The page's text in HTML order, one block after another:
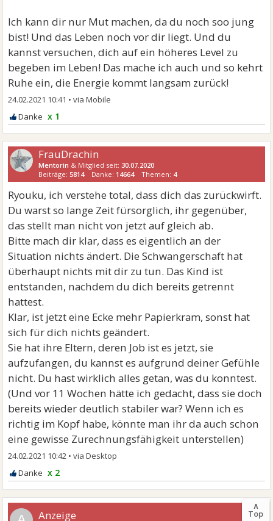
Ich kann dir nur Mut machen, da du noch soo jung
bist! Und das Leben noch vor dir liegt. Und du
kannst versuchen, dich auf ein höheres Level zu
begeben im Leben! Das mache ich auch und so kehrt
Ruhe ein, die Energie kommt langsam zurück!
24.02.2021 10:41 •
x 1
FrauDrachin
Mentorin & Mitglied seit: 30.07.2020
Beiträge: 5814 Danke: 14664 Themen: 4
Ryouku, ich verstehe total, dass dich das zurückwirft.
Du warst so lange Zeit fürsorglich, ihr gegenüber,
das stellt man nicht von jetzt auf gleich ab.
Bitte mach dir klar, dass es eigentlich an der
Situation nichts ändert. Die Schwangerschaft hat
überhaupt nichts mit dir zu tun. Das Kind ist
entstanden, nachdem du dich bereits getrennt
hattest.
Klar, ist jetzt eine Ecke mehr Papierkram, sonst hat
sich für dich nichts geändert.
Sie hat ihre Eltern, deren Job ist es jetzt, sie
aufzufangen, du kannst es aufgrund deiner Gefühle
nicht. Du hast wirklich alles getan, was du konntest.
(Und vor 11 Wochen hätte ich gedacht, dass sie doch
bereits wieder deutlich stabiler war? Wenn ich es
richtig im Kopf habe, könnte man ihr da auch schon
eine gewisse Zurechnungsfähigkeit unterstellen)
24.02.2021 10:42 •
x 2
∧
Top